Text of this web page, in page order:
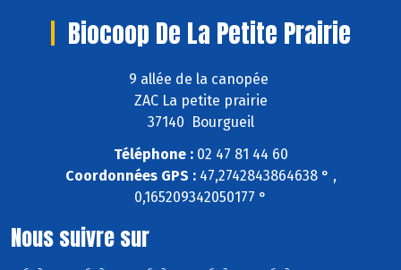
Biocoop De La Petite Prairie
9 allée de la canopée
ZAC La petite prairie
37140 Bourgueil
Téléphone :02 47 81 44 60
Coordonnées GPS :47,2742843864638 ° ,
0,165209342050177 °
Nous suivre sur